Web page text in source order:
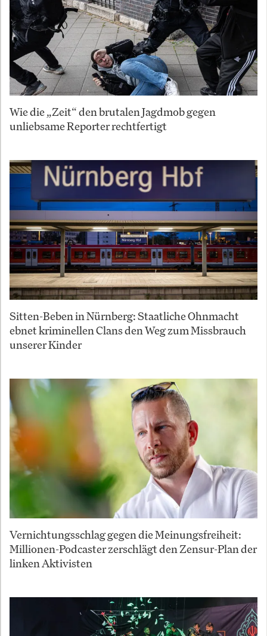
Wie die „Zeit“ den brutalen Jagdmob gegen
unliebsame Reporter rechtfertigt
Sitten-Beben in Nürnberg: Staatliche Ohnmacht
ebnet kriminellen Clans den Weg zum Missbrauch
unserer Kinder
Vernichtungsschlag gegen die Meinungsfreiheit:
Millionen-Podcaster zerschlägt den Zensur-Plan der
linken Aktivisten